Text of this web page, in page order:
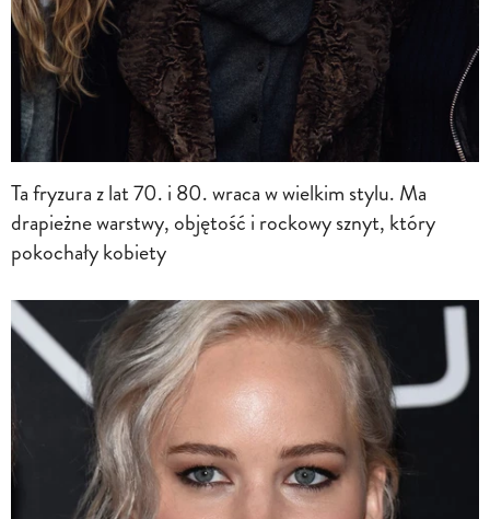
Ta fryzura z lat 70. i 80. wraca w wielkim stylu. Ma
drapieżne warstwy, objętość i rockowy sznyt, który
pokochały kobiety